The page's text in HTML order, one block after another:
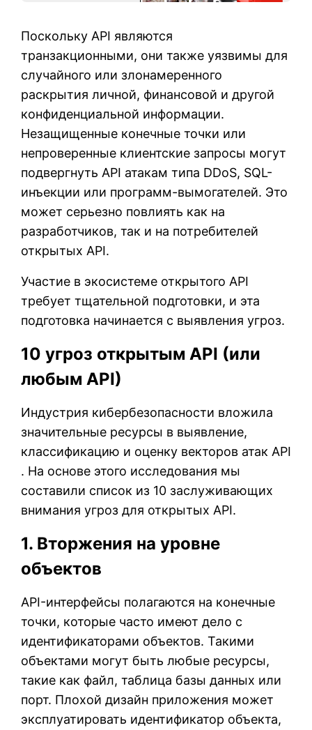
Поскольку API являются
транзакционными, они также уязвимы для
случайного или злонамеренного
раскрытия личной, финансовой и другой
конфиденциальной информации.
Незащищенные конечные точки или
непроверенные клиентские запросы могут
подвергнуть API атакам типа DDoS, SQL-
инъекции или программ-вымогателей. Это
может серьезно повлиять как на
разработчиков, так и на потребителей
открытых API.
Участие в экосистеме открытого API
требует тщательной подготовки, и эта
подготовка начинается с выявления угроз.
10 угроз открытым API (или
любым API)
Индустрия кибербезопасности вложила
значительные ресурсы в выявление,
классификацию и оценку векторов атак API
. На основе этого исследования мы
составили список из 10 заслуживающих
внимания угроз для открытых API.
1. Вторжения на уровне
объектов
API-интерфейсы полагаются на конечные
точки, которые часто имеют дело с
идентификаторами объектов. Такими
объектами могут быть любые ресурсы,
такие как файл, таблица базы данных или
порт. Плохой дизайн приложения может
эксплуатировать идентификатор объекта,